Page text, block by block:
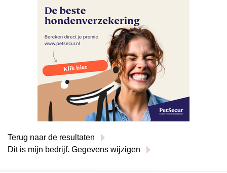
Terug naar de resultaten
Dit is mijn bedrijf. Gegevens wijzigen